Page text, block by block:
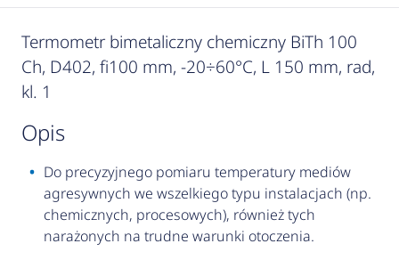
Termometr bimetaliczny chemiczny BiTh 100
Ch, D402, fi100 mm, -20÷60°C, L 150 mm, rad,
kl. 1
opis
Do precyzyjnego pomiaru temperatury mediów
agresywnych we wszelkiego typu instalacjach (np.
chemicznych, procesowych), również tych
narażonych na trudne warunki otoczenia.